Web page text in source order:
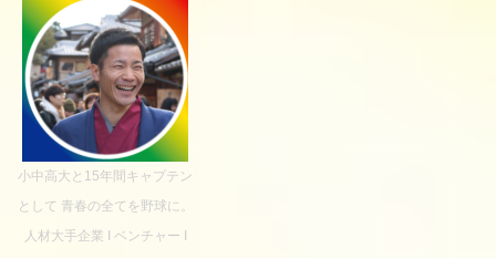
小中高大と15年間キャプテン
として 青春の全てを野球に。
人材大手企業 I ベンチャー I